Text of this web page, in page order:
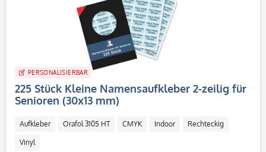
PERSONALISIERBAR
225 Stück Kleine Namensaufkleber 2-zeilig für
Senioren (30x13 mm)
Aufkleber Orafol 3105 HT CMYK Indoor Rechteckig
Vinyl